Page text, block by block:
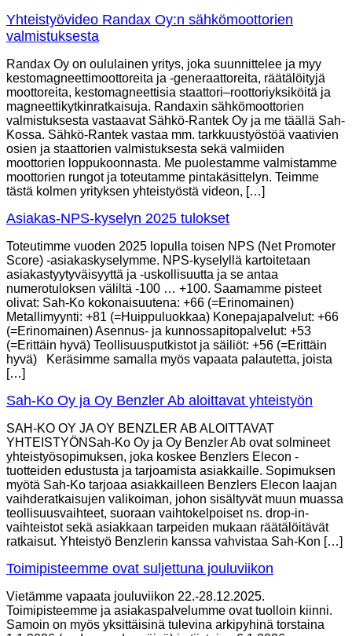
Yhteistyövideo Randax Oy:n sähkömoottorien
valmistuksesta
Randax Oy on oululainen yritys, joka suunnittelee ja myy
kestomagneettimoottoreita ja -generaattoreita, räätälöityjä
moottoreita, kestomagneettisia staattori–roottoriyksiköitä ja
magneettikytkinratkaisuja. Randaxin sähkömoottorien
valmistuksesta vastaavat Sähkö-Rantek Oy ja me täällä Sah-
Kossa. Sähkö-Rantek vastaa mm. tarkkuustyöstöä vaativien
osien ja staattorien valmistuksesta sekä valmiiden
moottorien loppukoonnasta. Me puolestamme valmistamme
moottorien rungot ja toteutamme pintakäsittelyn. Teimme
tästä kolmen yrityksen yhteistyöstä videon, […]
Asiakas-NPS-kyselyn 2025 tulokset
Toteutimme vuoden 2025 lopulla toisen NPS (Net Promoter
Score) -asiakaskyselymme. NPS-kyselyllä kartoitetaan
asiakastyytyväisyyttä ja -uskollisuutta ja se antaa
numerotuloksen väliltä -100 … +100. Saamamme pisteet
olivat: Sah-Ko kokonaisuutena: +66 (=Erinomainen)
Metallimyynti: +81 (=Huippuluokkaa) Konepajapalvelut: +66
(=Erinomainen) Asennus- ja kunnossapitopalvelut: +53
(=Erittäin hyvä) Teollisuusputkistot ja säiliöt: +56 (=Erittäin
hyvä) Keräsimme samalla myös vapaata palautetta, joista
[…]
Sah-Ko Oy ja Oy Benzler Ab aloittavat yhteistyön
SAH-KO OY JA OY BENZLER AB ALOITTAVAT
YHTEISTYÖNSah-Ko Oy ja Oy Benzler Ab ovat solmineet
yhteistyösopimuksen, joka koskee Benzlers Elecon -
tuotteiden edustusta ja tarjoamista asiakkaille. Sopimuksen
myötä Sah-Ko tarjoaa asiakkailleen Benzlers Elecon laajan
vaihderatkaisujen valikoiman, johon sisältyvät muun muassa
teollisuusvaihteet, suoraan vaihtokelpoiset ns. drop-in-
vaihteistot sekä asiakkaan tarpeiden mukaan räätälöitävät
ratkaisut. Yhteistyö Benzlerin kanssa vahvistaa Sah-Kon […]
Toimipisteemme ovat suljettuna jouluviikon
Vietämme vapaata jouluviikon 22.-28.12.2025.
Toimipisteemme ja asiakaspalvelumme ovat tuolloin kiinni.
Samoin on myös yksittäisinä tulevina arkipyhinä torstaina